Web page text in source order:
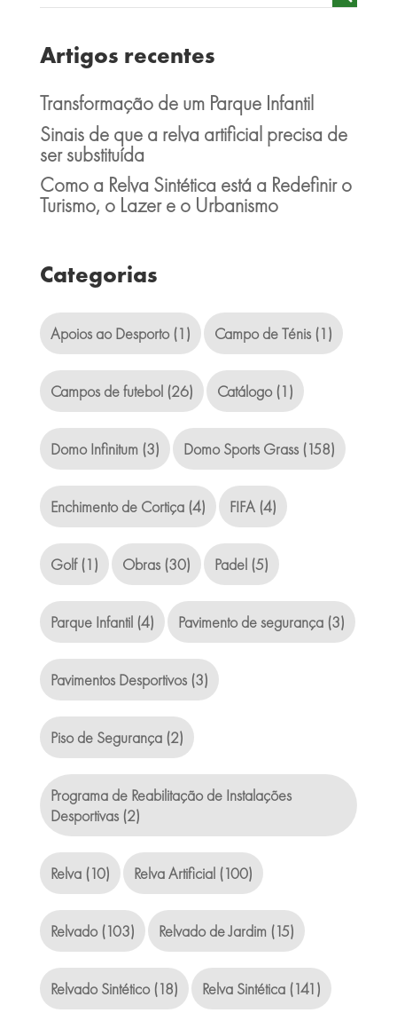
Artigos recentes
Transformação de um Parque Infantil
Sinais de que a relva artificial precisa de
ser substituída
Como a Relva Sintética está a Redefinir o
Turismo, o Lazer e o Urbanismo
Categorias
Apoios ao Desporto(1) Campo de Ténis(1)
Campos de futebol(26) Catálogo(1)
Domo Infinitum(3) Domo Sports Grass(158)
Enchimento de Cortiça(4) FIFA(4)
Golf(1) Obras(30) Padel(5)
Parque Infantil(4) Pavimento de segurança(3)
Pavimentos Desportivos(3)
Piso de Segurança(2)
Programa de Reabilitação de Instalações
Desportivas(2)
Relva(10) Relva Artificial(100)
Relvado(103) Relvado de Jardim(15)
Relvado Sintético(18) Relva Sintética(141)